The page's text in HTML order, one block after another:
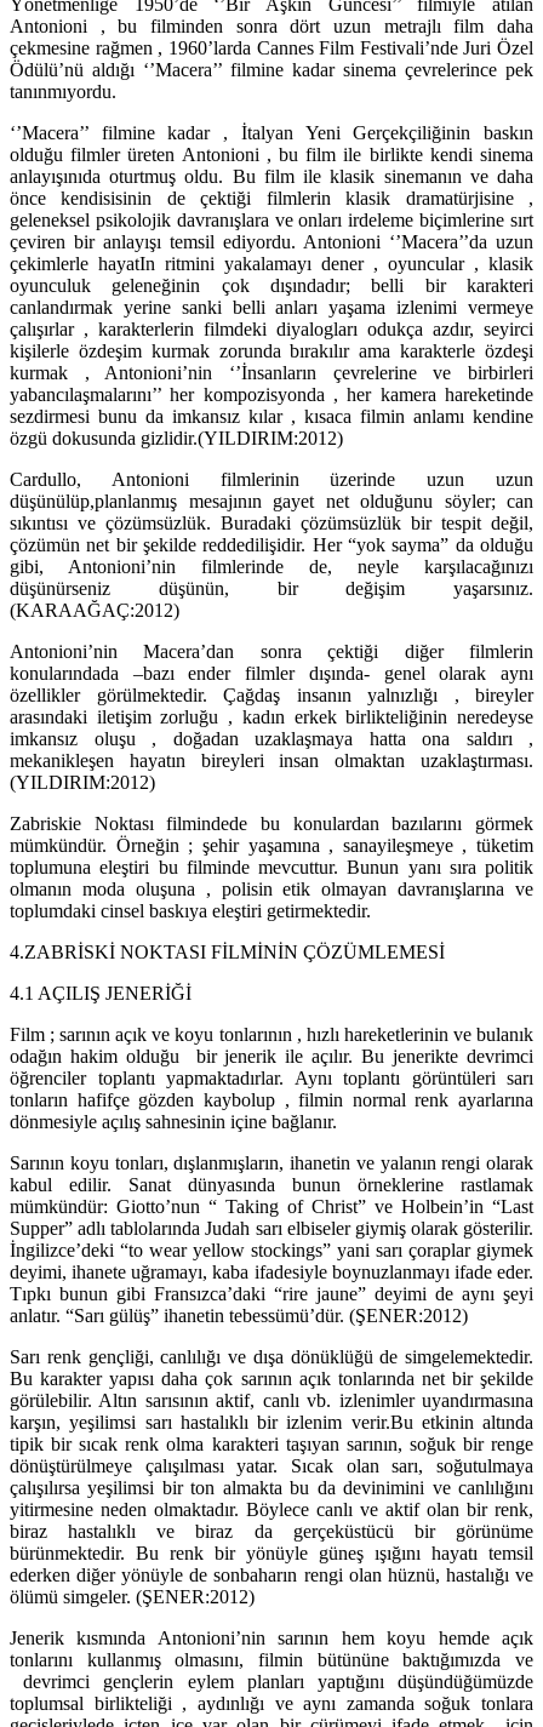
Yönetmenliğe 1950’de ‘’Bir Aşkın Güncesi’’ filmiyle atılan
Antonioni , bu filminden sonra dört uzun metrajlı film daha
çekmesine rağmen , 1960’larda Cannes Film Festivali’nde Juri Özel
Ödülü’nü aldığı ‘’Macera’’ filmine kadar sinema çevrelerince pek
tanınmıyordu.
‘’Macera’’ filmine kadar , İtalyan Yeni Gerçekçiliğinin baskın
olduğu filmler üreten Antonioni , bu film ile birlikte kendi sinema
anlayışınıda oturtmuş oldu. Bu film ile klasik sinemanın ve daha
önce kendisisinin de çektiği filmlerin klasik dramatürjisine ,
geleneksel psikolojik davranışlara ve onları irdeleme biçimlerine sırt
çeviren bir anlayışı temsil ediyordu. Antonioni ‘’Macera’’da uzun
çekimlerle hayatIn ritmini yakalamayı dener , oyuncular , klasik
oyunculuk geleneğinin çok dışındadır; belli bir karakteri
canlandırmak yerine sanki belli anları yaşama izlenimi vermeye
çalışırlar , karakterlerin filmdeki diyalogları odukça azdır, seyirci
kişilerle özdeşim kurmak zorunda bırakılır ama karakterle özdeşi
kurmak , Antonioni’nin ‘’İnsanların çevrelerine ve birbirleri
yabancılaşmalarını’’ her kompozisyonda , her kamera hareketinde
sezdirmesi bunu da imkansız kılar , kısaca filmin anlamı kendine
özgü dokusunda gizlidir.(YILDIRIM:2012)
Cardullo, Antonioni filmlerinin üzerinde uzun uzun
düşünülüp,planlanmış mesajının gayet net olduğunu söyler; can
sıkıntısı ve çözümsüzlük. Buradaki çözümsüzlük bir tespit değil,
çözümün net bir şekilde reddedilişidir. Her “yok sayma” da olduğu
gibi, Antonioni’nin filmlerinde de, neyle karşılacağınızı
düşünürseniz düşünün, bir değişim yaşarsınız.
(KARAAĞAÇ:2012)
Antonioni’nin Macera’dan sonra çektiği diğer filmlerin
konularındada –bazı ender filmler dışında- genel olarak aynı
özellikler görülmektedir. Çağdaş insanın yalnızlığı , bireyler
arasındaki iletişim zorluğu , kadın erkek birlikteliğinin neredeyse
imkansız oluşu , doğadan uzaklaşmaya hatta ona saldırı ,
mekanikleşen hayatın bireyleri insan olmaktan uzaklaştırması.
(YILDIRIM:2012)
Zabriskie Noktası filmindede bu konulardan bazılarını görmek
mümkündür. Örneğin ; şehir yaşamına , sanayileşmeye , tüketim
toplumuna eleştiri bu filminde mevcuttur. Bunun yanı sıra politik
olmanın moda oluşuna , polisin etik olmayan davranışlarına ve
toplumdaki cinsel baskıya eleştiri getirmektedir.
4.ZABRİSKİ NOKTASI FİLMİNİN ÇÖZÜMLEMESİ
4.1 AÇILIŞ JENERİĞİ
Film ; sarının açık ve koyu tonlarının , hızlı hareketlerinin ve bulanık
odağın hakim olduğu bir jenerik ile açılır. Bu jenerikte devrimci
öğrenciler toplantı yapmaktadırlar. Aynı toplantı görüntüleri sarı
tonların hafifçe gözden kaybolup , filmin normal renk ayarlarına
dönmesiyle açılış sahnesinin içine bağlanır.
Sarının koyu tonları, dışlanmışların, ihanetin ve yalanın rengi olarak
kabul edilir. Sanat dünyasında bunun örneklerine rastlamak
mümkündür: Giotto’nun “ Taking of Christ” ve Holbein’in “Last
Supper” adlı tablolarında Judah sarı elbiseler giymiş olarak gösterilir.
İngilizce’deki “to wear yellow stockings” yani sarı çoraplar giymek
deyimi, ihanete uğramayı, kaba ifadesiyle boynuzlanmayı ifade eder.
Tıpkı bunun gibi Fransızca’daki “rire jaune” deyimi de aynı şeyi
anlatır. “Sarı gülüş” ihanetin tebessümü’dür. (ŞENER:2012)
Sarı renk gençliği, canlılığı ve dışa dönüklüğü de simgelemektedir.
Bu karakter yapısı daha çok sarının açık tonlarında net bir şekilde
görülebilir. Altın sarısının aktif, canlı vb. izlenimler uyandırmasına
karşın, yeşilimsi sarı hastalıklı bir izlenim verir.Bu etkinin altında
tipik bir sıcak renk olma karakteri taşıyan sarının, soğuk bir renge
dönüştürülmeye çalışılması yatar. Sıcak olan sarı, soğutulmaya
çalışılırsa yeşilimsi bir ton almakta bu da devinimini ve canlılığını
yitirmesine neden olmaktadır. Böylece canlı ve aktif olan bir renk,
biraz hastalıklı ve biraz da gerçeküstücü bir görünüme
bürünmektedir. Bu renk bir yönüyle güneş ışığını hayatı temsil
ederken diğer yönüyle de sonbaharın rengi olan hüznü, hastalığı ve
ölümü simgeler. (ŞENER:2012)
Jenerik kısmında Antonioni’nin sarının hem koyu hemde açık
tonlarını kullanmış olmasını, filmin bütününe baktığımızda ve
devrimci gençlerin eylem planları yaptığını düşündüğümüzde
toplumsal birlikteliği , aydınlığı ve aynı zamanda soğuk tonlara